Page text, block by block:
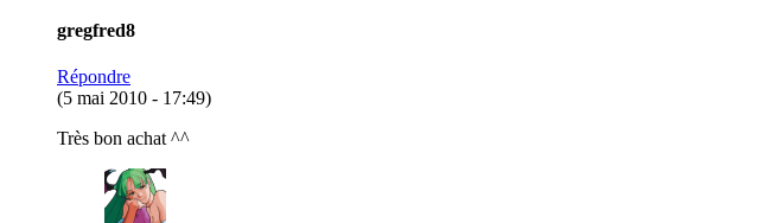
gregfred8
Répondre
(5 mai 2010 - 17:49)
Très bon achat ^^